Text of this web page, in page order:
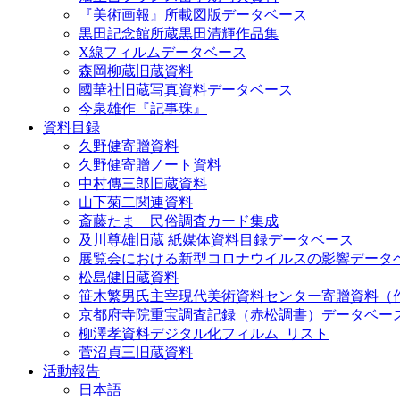
『美術画報』所載図版データベース
黒田記念館所蔵黒田清輝作品集
X線フィルムデータベース
森岡柳蔵旧蔵資料
國華社旧蔵写真資料データベース
今泉雄作『記事珠』
資料目録
久野健寄贈資料
久野健寄贈ノート資料
中村傳三郎旧蔵資料
山下菊二関連資料
斎藤たま 民俗調査カード集成
及川尊雄旧蔵 紙媒体資料目録データベース
展覧会における新型コロナウイルスの影響データ
松島健旧蔵資料
笹木繁男氏主宰現代美術資料センター寄贈資料（
京都府寺院重宝調査記録（赤松調書）データベー
柳澤孝資料デジタル化フィルム_リスト
菅沼貞三旧蔵資料
活動報告
日本語